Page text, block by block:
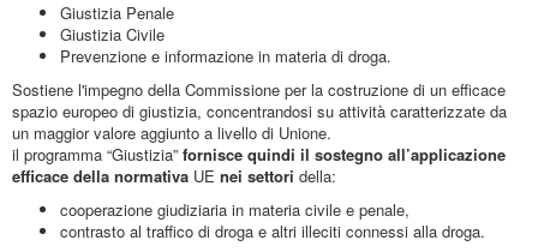
Giustizia Penale
Giustizia Civile
Prevenzione e informazione in materia di droga.
Sostiene l'impegno della Commissione per la costruzione di un efficace
spazio europeo di giustizia, concentrandosi su attività caratterizzate da
un maggior valore aggiunto a livello di Unione.
il programma “Giustizia” fornisce quindi il sostegno all’applicazione
efficace della normativa UE nei settori della:
cooperazione giudiziaria in materia civile e penale,
contrasto al traffico di droga e altri illeciti connessi alla droga.